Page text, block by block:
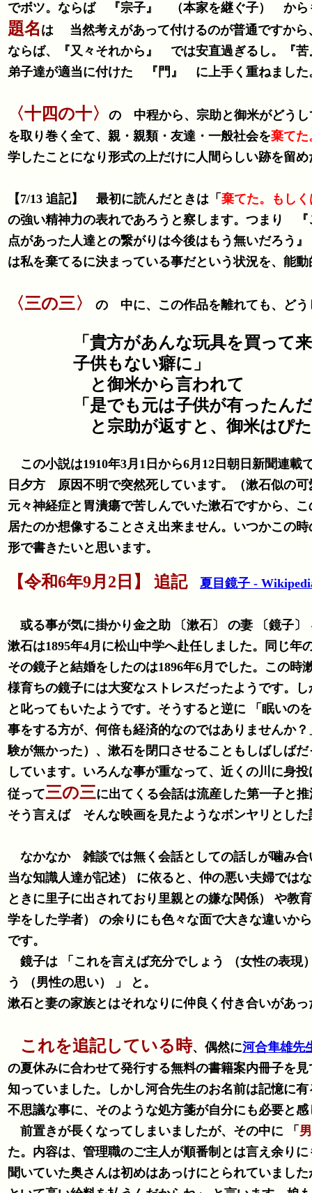
でボツ。ならば 『宗子』 （本家を継ぐ子） から
題名 は 当然考えがあって付けるのが普通ですか
ならば、『又々それから』 では安直過ぎるし。『
弟子達が適当に付けた 『門』 に上手く重ねました
〈十四の十〉
の 中程から、宗助と御米がどうし
を取り巻く全て、親・親類・友達・一般社会を棄てた
学したことになり形式の上だけに人間らしい跡を留
【7/13 追記】 最初に読んだときは「 棄てた。もし
の強い精神力の表れであろうと察します。つまり
点があった人達との繋がりは今後はもう無いだろう』 と心を決めた （棄てた） 。しかし自分が
は私を棄てるに決まっている事だという状況を、能
〈三の三〉 の 中に、この作品を離れても、どう
「貴方があんな玩具を買って
子供もない癖に」
と御米から言われて
「是でも元は子供が有った
と宗助が返すと、御米はぴ
この小説は1910年3月1日から6月12日朝日新聞連載
日夕方 原因不明で突然死しています。（漱石似の
元々神経症と胃潰瘍で苦しんでいた漱石ですから、
居たのか想像することさえ出来ません。いつかこの
形で書きたいと思います。
【令和6年9月2日】 追記 夏目鏡子 -
或る事が気に掛かり金之助 〔漱石〕 の妻 〔鏡子
漱石は1895年4月に松山中学へ赴任しました。同じ年
その鏡子と結婚をしたのは1896年6月でした。この
様育ちの鏡子には大変なストレスだったようです。しかし一方、漱石にとっても 「
と叱ってもいたようです。そうすると逆に 「眠いの
事をする方が、何倍も経済的なのではありませんか？」 と言い返して （恐らく鏡子はお手伝いさんの居る家庭で育って家
験が無かった）、漱石を閉口させることもしばしば
しています。いろんな事が重なって、近くの川に身
従って三の三に出てくる会話は流産した第一子と
そう言えば そんな映画を見たようなボンヤリとした
なかなか 雑談では無く会話としての話しが噛み合
当な知識人達が記述） に依ると、仲の悪い夫婦ではなく、育った環境 （鏡子は名家・金持ちのお
ときに里子に出されており里親との嫌な関係） や教
学をした学者） の余りにも色々な面で大きな違いから、スムーズな意思疎通が難しかったのでしょう。夫婦がお互いに言葉足らず
です。
鏡子は 「これを言えば充分でしょう （女性の表現
う （男性の思い） 」 と。
漱石と妻の家族とはそれなりに仲良く付き合いがあ
これを追記している時、偶然に河合隼雄先
の夏休みに合わせて発行する無料の書籍案内冊子を
知っていました。しかし河合先生のお名前は記憶に
不思議な事に、そのような処方箋が自分にも必要と
前置きが長くなってしまいましたが、その中に 「
た。内容は、管理職のご主人が順番制とは言え余り
聞いていた奥さんは初めはあっけにとられていましたが、次に笑い出して 「日本の企業はお